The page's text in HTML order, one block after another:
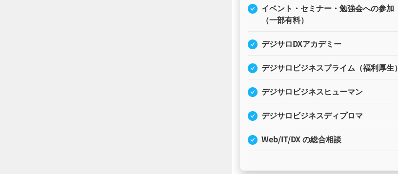
イベント・セミナー・勉強会への参加
（一部有料）
デジサロDXアカデミー
デジサロビジネスプライム（福利厚生）
デジサロビジネスヒューマン
デジサロビジネスディプロマ
Web/IT/DX の総合相談